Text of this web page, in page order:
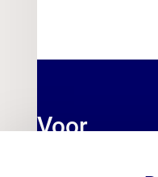
Voor